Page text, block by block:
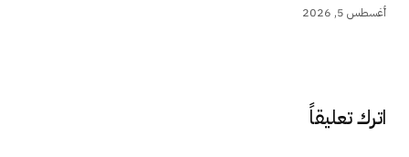
أغسطس 5, 2026
اترك تعليقاً